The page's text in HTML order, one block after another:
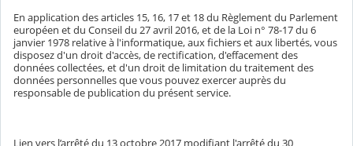
En application des articles 15, 16, 17 et 18 du Règlement du Parlement
européen et du Conseil du 27 avril 2016, et de la Loi n° 78-17 du 6
janvier 1978 relative à l'informatique, aux fichiers et aux libertés, vous
disposez d'un droit d'accès, de rectification, d'effacement des
données collectées, et d'un droit de limitation du traitement des
données personnelles que vous pouvez exercer auprès du
responsable de publication du présent service.
Lien vers l’arrêté du 13 octobre 2017 modifiant l'arrêté du 30